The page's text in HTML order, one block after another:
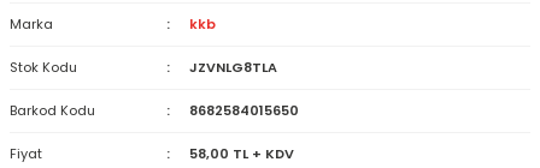
Marka kkb
Stok Kodu JZVNLG8TLA
Barkod Kodu 8682584015650
Fiyat 58,00 TL + KDV